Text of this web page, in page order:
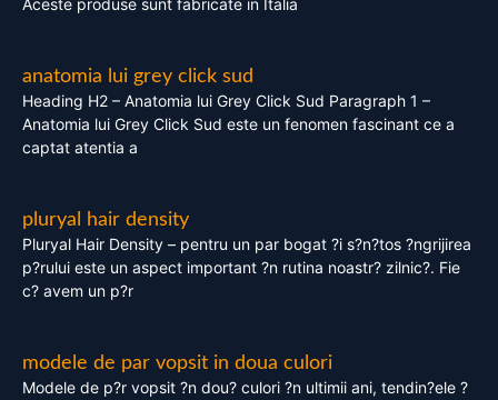
Aceste produse sunt fabricate in Italia
anatomia lui grey click sud
Heading H2 – Anatomia lui Grey Click Sud Paragraph 1 –
Anatomia lui Grey Click Sud este un fenomen fascinant ce a
captat atentia a
pluryal hair density
Pluryal Hair Density – pentru un par bogat ?i s?n?tos ?ngrijirea
p?rului este un aspect important ?n rutina noastr? zilnic?. Fie
c? avem un p?r
modele de par vopsit in doua culori
Modele de p?r vopsit ?n dou? culori ?n ultimii ani, tendin?ele ?